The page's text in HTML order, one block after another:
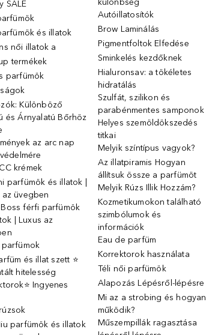
SALE
és illatok
női illatok ️a
termékek
parfümök
Különböző
és Árnyalatú Bőrhöz
az arc nap
krémek
parfümök és illatok |
az üvegben
férfi parfümök
| Luxus az
parfümok
és illat szett ⭐
hitelesség
Ingyenes
parfümök és illatok
különbség
Autóillatosítók
Brow Laminálás
Pigmentfoltok Elfedése
Sminkelés kezdőknek
Hialuronsav: a tökéletes
hidratálás
Szulfát, szilikon és
parabénmentes samponok
Helyes szemöldökszedés
titkai
Melyik színtípus vagyok?
Az illatpiramis Hogyan
állítsuk össze a parfümöt
Melyik Rúzs Illik Hozzám?
Kozmetikumokon található
szimbólumok és
információk
Eau de parfüm
Korrektorok használata
Téli női parfümök
Alapozás Lépésről-lépésre
Mi az a strobing és hogyan
működik?
Műszempillák ragasztása